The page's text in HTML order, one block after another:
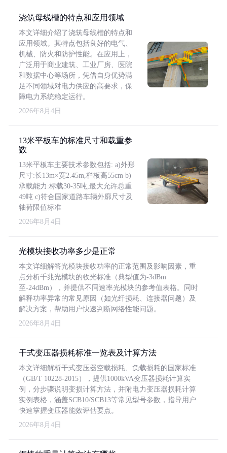
浇筑母线槽的特点和应用领域
本文详细介绍了浇筑母线槽的特点和
应用领域。其特点包括良好的电气、
机械、防火和防护性能。在应用上，
广泛用于商业建筑、工业厂房、医院
和数据中心等场所，凭借自身优势满
足不同领域对电力供应的高要求，保
障电力系统稳定运行。
2026年8月4日
13米平板车的标准尺寸和载重参
数
13米平板车主要技术参数包括: a)外形
尺寸:长13m×宽2.45m,栏板高55cm b)
承载能力:标载30-35吨,最大允许总重
49吨 c)符合国家道路车辆外廓尺寸及
轴荷限值标准
2026年8月4日
光模块接收功率多少是正常
本文详细解答光模块接收功率的正常范围及影响因素，重
点分析千兆光模块的收光标准（典型值为-3dBm
至-24dBm），并提供不同速率光模块的参考值表格。同时
解释功率异常的常见原因（如光纤损耗、连接器问题）及
解决方案，帮助用户快速判断网络性能问题。
2026年8月4日
干式变压器损耗标准一览表及计算方法
本文详细解析干式变压器空载损耗、负载损耗的国家标准
（GB/T 10228-2015），提供1000kVA变压器损耗计算实
例，分步骤说明变损计算方法，并附电力变压器损耗计算
实例表格，涵盖SCB10/SCB13等常见型号参数，指导用户
快速掌握变压器能效评估要点。
2026年8月4日